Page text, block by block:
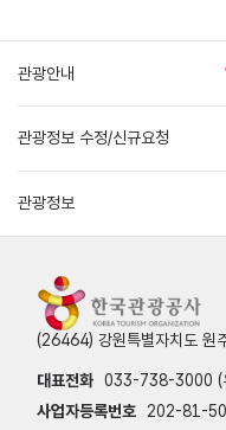
관광안내
관광정보 수정/신규요청
관광정보
(26464) 강원특별자치도 원
대표전화 033-738-3000 (
사업자등록번호
202-81-